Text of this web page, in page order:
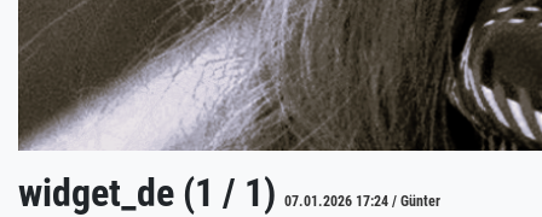
widget_de (1 / 1) 07.01.2026 17:24 / Günter